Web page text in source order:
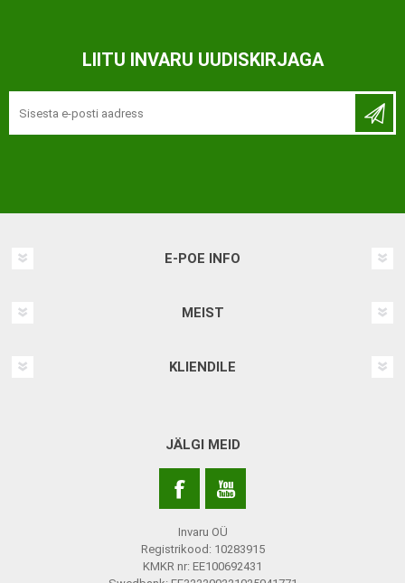
LIITU INVARU UUDISKIRJAGA
E-POE INFO
MEIST
KLIENDILE
JÄLGI MEID
Invaru OÜ
Registrikood: 10283915
KMKR nr: EE100692431